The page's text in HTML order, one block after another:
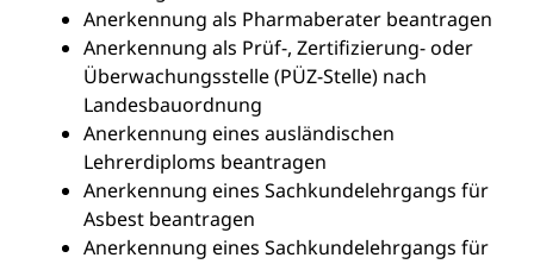
Anerkennung als Pharmaberater beantragen
Anerkennung als Prüf-, Zertifizierung- oder
Überwachungsstelle (PÜZ-Stelle) nach
Landesbauordnung
Anerkennung eines ausländischen
Lehrerdiploms beantragen
Anerkennung eines Sachkundelehrgangs für
Asbest beantragen
Anerkennung eines Sachkundelehrgangs für